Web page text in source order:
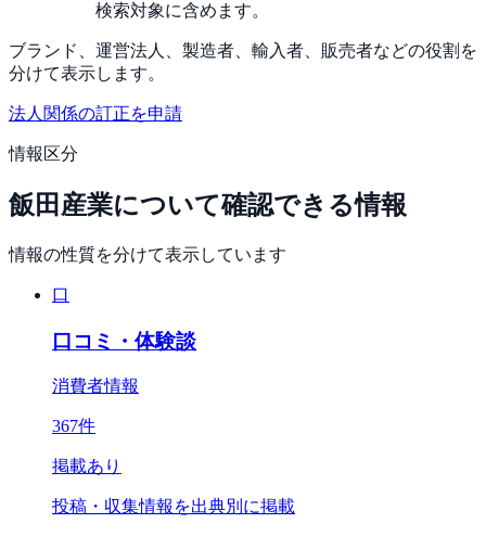
検索対象に含めます。
ブランド、運営法人、製造者、輸入者、販売者などの役割を
分けて表示します。
法人関係の訂正を申請
情報区分
飯田産業について確認できる情報
情報の性質を分けて表示しています
口
口コミ・体験談
消費者情報
367件
掲載あり
投稿・収集情報を出典別に掲載